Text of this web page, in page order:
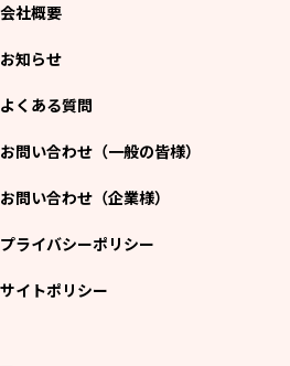
会社概要
お知らせ
よくある質問
お問い合わせ（一般の皆様）
お問い合わせ（企業様）
プライバシーポリシー
サイトポリシー